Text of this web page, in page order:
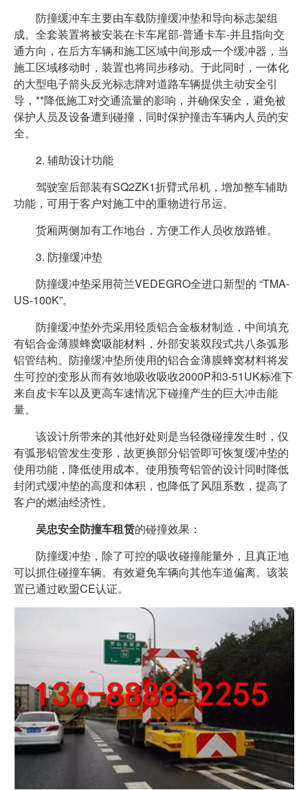
防撞缓冲车主要由车载防撞缓冲垫和导向标志架组
成。全套装置将被安装在卡车尾部-普通卡车-并且指向交
通方向，在后方车辆和施工区域中间形成一个缓冲器，当
施工区域移动时，装置也将同步移动。于此同时，一体化
的大型电子箭头反光标志牌对道路车辆提供主动安全引
导，**降低施工对交通流量的影响，并确保安全，避免被
保护人员及设备遭到碰撞，同时保护撞击车辆内人员的安
全。
2. 辅助设计功能
驾驶室后部装有SQ2ZK1折臂式吊机，增加整车辅助
功能，可用于客户对施工中的重物进行吊运。
货厢两侧加有工作地台，方便工作人员收放路锥。
3. 防撞缓冲垫
防撞缓冲垫采用荷兰VEDEGRO全进口新型的 “TMA-
US-100K”。
防撞缓冲垫外壳采用轻质铝合金板材制造，中间填充
有铝合金薄膜蜂窝吸能材料，外部安装双段式共八条弧形
铝管结构。防撞缓冲垫所使用的铝合金薄膜蜂窝材料将发
生可控的变形从而有效地吸收吸收2000P和3-51UK标准下
来自皮卡车以及更高车速情况下碰撞产生的巨大冲击能
量。
该设计所带来的其他好处则是当轻微碰撞发生时，仅
有弧形铝管发生变形，故更换部分铝管即可恢复缓冲垫的
使用功能，降低使用成本。使用预弯铝管的设计同时降低
封闭式缓冲垫的高度和体积，也降低了风阻系数，提高了
客户的燃油经济性。
吴忠安全防撞车租赁的碰撞效果：
防撞缓冲垫，除了可控的吸收碰撞能量外，且真正地
可以抓住碰撞车辆。有效避免车辆向其他车道偏离。该装
置已通过欧盟CE认证。